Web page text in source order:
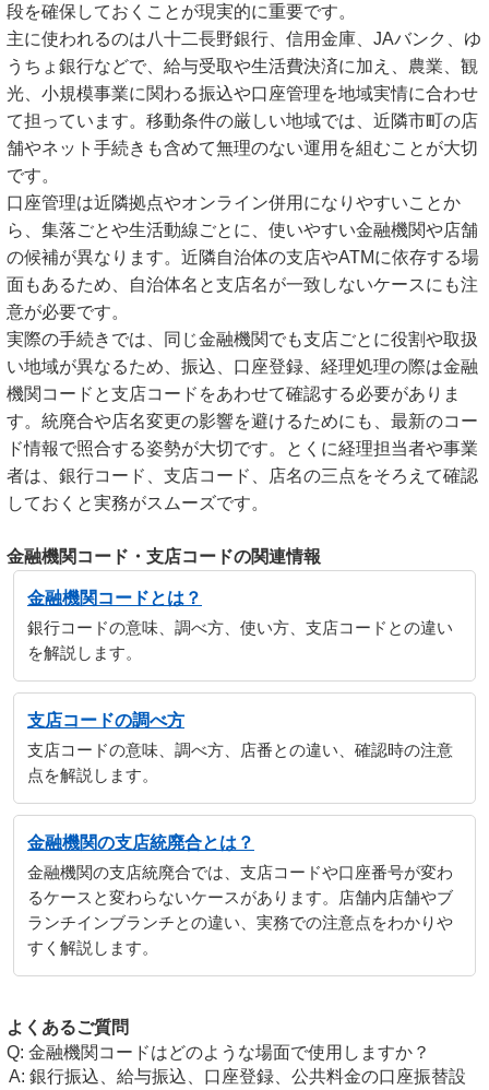
段を確保しておくことが現実的に重要です。
主に使われるのは八十二長野銀行、信用金庫、JAバンク、ゆ
うちょ銀行などで、給与受取や生活費決済に加え、農業、観
光、小規模事業に関わる振込や口座管理を地域実情に合わせ
て担っています。移動条件の厳しい地域では、近隣市町の店
舗やネット手続きも含めて無理のない運用を組むことが大切
です。
口座管理は近隣拠点やオンライン併用になりやすいことか
ら、集落ごとや生活動線ごとに、使いやすい金融機関や店舗
の候補が異なります。近隣自治体の支店やATMに依存する場
面もあるため、自治体名と支店名が一致しないケースにも注
意が必要です。
実際の手続きでは、同じ金融機関でも支店ごとに役割や取扱
い地域が異なるため、振込、口座登録、経理処理の際は金融
機関コードと支店コードをあわせて確認する必要がありま
す。統廃合や店名変更の影響を避けるためにも、最新のコー
ド情報で照合する姿勢が大切です。とくに経理担当者や事業
者は、銀行コード、支店コード、店名の三点をそろえて確認
しておくと実務がスムーズです。
金融機関コード・支店コードの関連情報
金融機関コードとは？
銀行コードの意味、調べ方、使い方、支店コードとの違い
を解説します。
支店コードの調べ方
支店コードの意味、調べ方、店番との違い、確認時の注意
点を解説します。
金融機関の支店統廃合とは？
金融機関の支店統廃合では、支店コードや口座番号が変わ
るケースと変わらないケースがあります。店舗内店舗やブ
ランチインブランチとの違い、実務での注意点をわかりや
すく解説します。
よくあるご質問
金融機関コードはどのような場面で使用しますか？
銀行振込、給与振込、口座登録、公共料金の口座振替設